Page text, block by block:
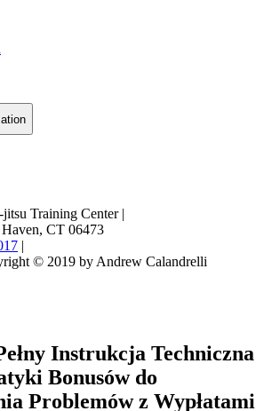
Training Center|
CT 06473
|
© 2019 by Andrew Calandrelli
Instrukcja Techniczna
Bonusów do
Problemów z Wypłatami